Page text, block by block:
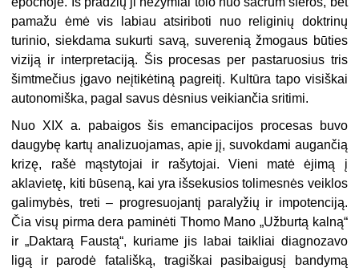
pamažu ėmė vis labiau atsiriboti nuo religinių doktrinų
turinio, siekdama sukurti savą, suverenią žmogaus būties
viziją ir interpretaciją. Šis procesas per pastaruosius tris
šimtmečius įgavo neįtikėtiną pagreitį. Kultūra tapo visiškai
autonomiška, pagal savus dėsnius veikiančia sritimi.
Nuo XIX a. pabaigos šis emancipacijos procesas buvo
daugybę kartų analizuojamas, apie jį, suvokdami augančią
krizę, rašė mąstytojai ir rašytojai. Vieni matė ėjimą į
aklavietę, kiti būseną, kai yra išsekusios tolimesnės veiklos
galimybės, treti – progresuojantį paralyžių ir impotenciją.
Čia visų pirma dera paminėti Thomo Mano „Užburtą kalną“
ir „Daktarą Faustą“, kuriame jis labai taikliai diagnozavo
ligą ir parodė fatališką, tragiškai pasibaigusį bandymą